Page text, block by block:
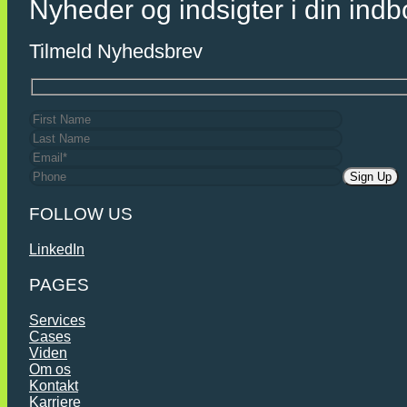
Nyheder og indsigter i din
Tilmeld Nyhedsbrev
FOLLOW US
LinkedIn
PAGES
Services
Cases
Viden
Om os
Kontakt
Karriere